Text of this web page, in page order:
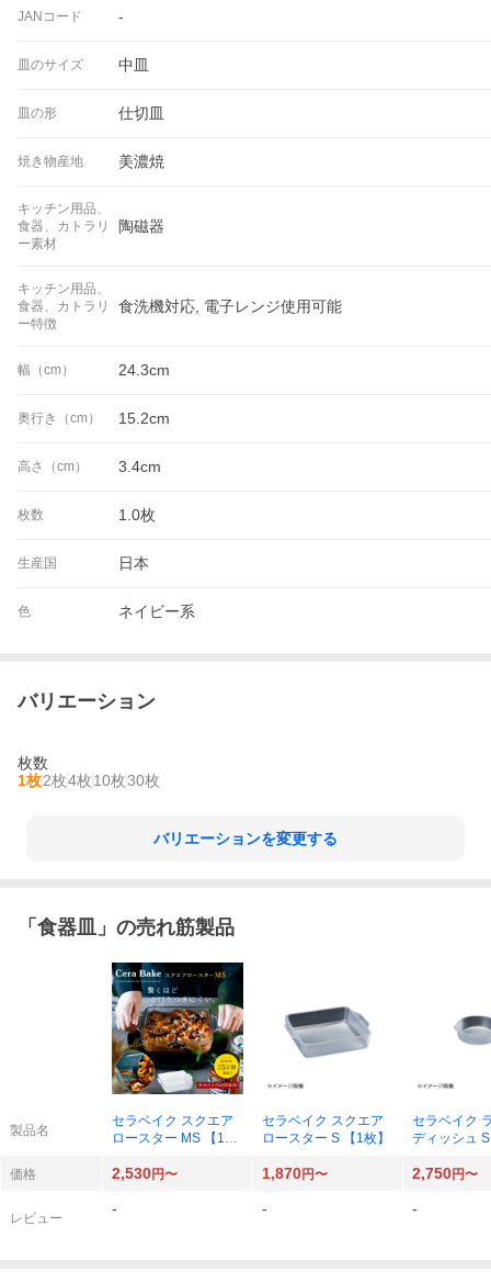
JANコード -
皿のサイズ 中皿
皿の形 仕切皿
焼き物産地 美濃焼
キッチン用品、
食器、カトラリ
ー素材
陶磁器
キッチン用品、
食器、カトラリ
ー特徴
食洗機対応, 電子レンジ使用可能
幅（cm） 24.3cm
奥行き（cm） 15.2cm
高さ（cm） 3.4cm
枚数 1.0枚
生産国 日本
色 ネイビー系
バリエーション
枚数
1枚2枚4枚10枚30枚
バリエーションを変更する
「 食器皿 」の売れ筋製品
製品名
セラベイク スクエア
ロースター MS 【1
セラベイク スクエア
ロースター S 【1枚】
セラベイク
ディッシュ
価格 2,530円〜 1,870円〜 2,750円〜
レビュー
- - -